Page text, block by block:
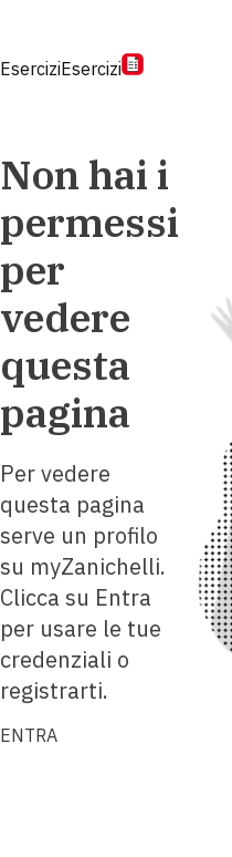
EserciziEsercizi
Non hai i
permessi
per
vedere
questa
pagina
Per vedere
questa pagina
serve un profilo
su myZanichelli.
Clicca su Entra
per usare le tue
credenziali o
registrarti.
ENTRA